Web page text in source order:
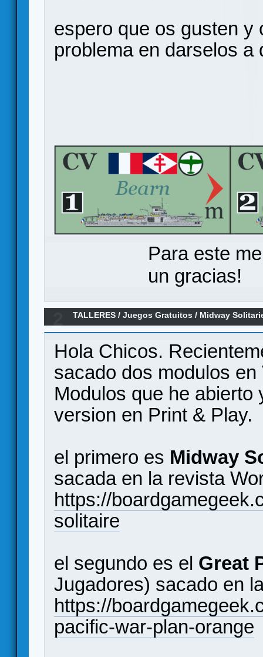
espero que os gusten y
problema en darselos a
Para este
un gracias!
TALLERES /Juegos Gratuitos/ Midway
Orange
Hola Chicos.
sacado dos modulos
Modulos que he
version en Print & Play.
el primero es Midway
sacada en la revista
https://
solitaire
el segundo es el Great
Jugadores) sacado en
https://
pacific-war-plan-orange